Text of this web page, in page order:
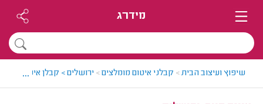
מידרג
שיפוץ ועיצוב הבית> קבלני איטום מומלצים> ירושלים > קבלן איטום
...